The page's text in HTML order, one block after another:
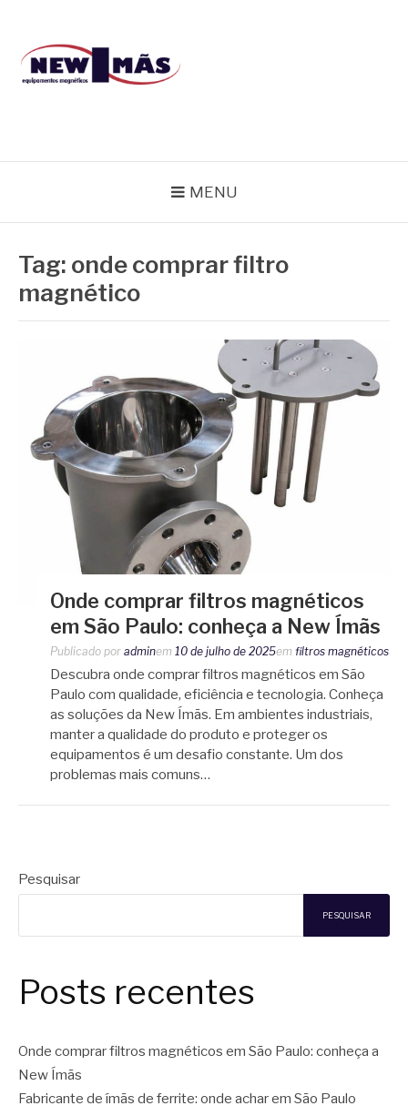
conteúdo
MENU
Tag: onde comprar filtro
magnético
Onde comprar filtros magnéticos
em São Paulo: conheça a New Ímãs
Publicado por adminem 10 de julho de 2025em filtros magnéticos
Descubra onde comprar filtros magnéticos em São
Paulo com qualidade, eficiência e tecnologia. Conheça
as soluções da New Ímãs. Em ambientes industriais,
manter a qualidade do produto e proteger os
equipamentos é um desafio constante. Um dos
problemas mais comuns…
Pesquisar
PESQUISAR
Posts recentes
Onde comprar filtros magnéticos em São Paulo: conheça a
New Ímãs
Fabricante de ímãs de ferrite: onde achar em São Paulo